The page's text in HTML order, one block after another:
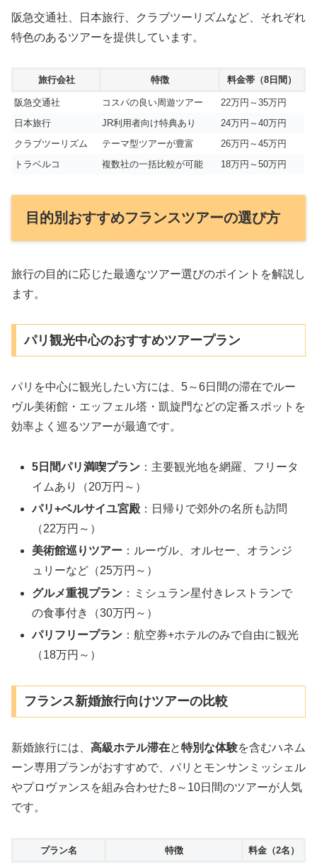
阪急交通社、日本旅行、クラブツーリズムなど、それぞれ
特色のあるツアーを提供しています。
旅行会社 特徴 料金帯（8日間）
阪急交通社 コスパの良い周遊ツアー
22万円～35万円
日本旅行
JR利用者向け特典あり
24万円～40万円
クラブツーリズム
テーマ型ツアーが豊富
26万円～45万円
トラベルコ
複数社の一括比較が可能 18万円～50万円
目的別おすすめフランスツアーの選び方
旅行の目的に応じた最適なツアー選びのポイントを解説し
ます。
パリ観光中心のおすすめツアープラン
パリを中心に観光したい方には、5～6日間の滞在でルー
ヴル美術館・エッフェル塔・凱旋門などの定番スポットを
効率よく巡るツアーが最適です。
5日間パリ満喫プラン ：主要観光地を網羅、フリータ
イムあり（20万円～）
パリ+ベルサイユ宮殿：日帰りで郊外の名所も訪問
（22万円～）
美術館巡りツアー ：ルーヴル、オルセー、オランジ
ュリーなど（25万円～）
グルメ重視プラン ：ミシュラン星付きレストランで
の食事付き（30万円～）
パリフリープラン ：航空券+ホテルのみで自由に観光
（18万円～）
フランス新婚旅行向けツアーの比較
新婚旅行には、 高級ホテル滞在と特別な体験を含むハネム
ーン専用プランがおすすめで、パリとモンサンミッシェル
やプロヴァンスを組み合わせた8～10日間のツアーが人気
です。
プラン名 特徴 料金（2名）